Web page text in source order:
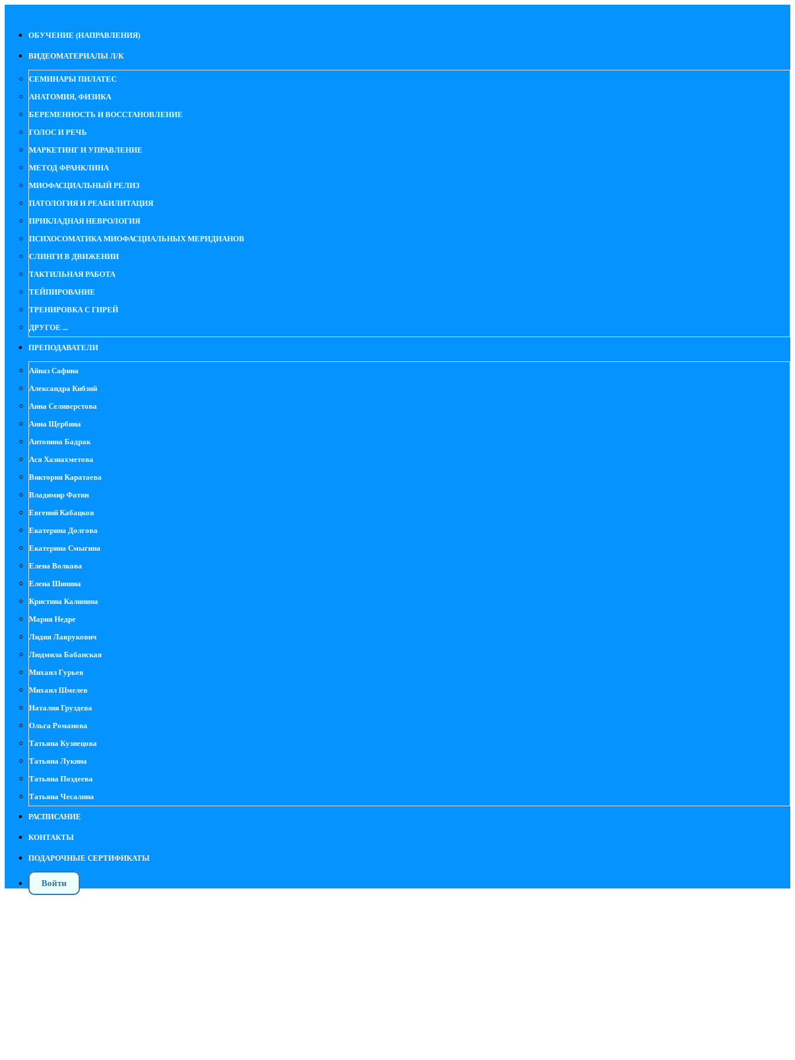
ОБУЧЕНИЕ (НАПРАВЛЕНИЯ)
ВИДЕОМАТЕРИАЛЫ Л/К
СЕМИНАРЫ ПИЛАТЕС
АНАТОМИЯ, ФИЗИКА
БЕРЕМЕННОСТЬ И ВОССТАНОВЛЕНИЕ
ГОЛОС И РЕЧЬ
МАРКЕТИНГ И УПРАВЛЕНИЕ
МЕТОД ФРАНКЛИНА
МИОФАСЦИАЛЬНЫЙ РЕЛИЗ
ПАТОЛОГИЯ И РЕАБИЛИТАЦИЯ
ПРИКЛАДНАЯ НЕВРОЛОГИЯ
ПСИХОСОМАТИКА МИОФАСЦИАЛЬНЫХ МЕРИДИАНОВ
СЛИНГИ В ДВИЖЕНИИ
ТАКТИЛЬНАЯ РАБОТА
ТЕЙПИРОВАНИЕ
ТРЕНИРОВКА С ГИРЕЙ
ДРУГОЕ ...
ПРЕПОДАВАТЕЛИ
Айназ Сафина
Александра Кибзий
Анна Селиверстова
Анна Щербина
Антонина Бадрак
Ася Хазиахметова
Виктория Каратаева
Владимир Фатин
Евгений Кабацков
Екатерина Долгова
Екатерина Смыгина
Елена Волкова
Елена Шинина
Кристина Калинина
Мария Недре
Лидия Лаврукович
Людмила Бабанская
Михаил Гурьев
Михаил Шмелев
Наталия Груздева
Ольга Романова
Татьяна Кузнецова
Татьяна Лукина
Татьяна Поздеева
Татьяна Чесалина
РАСПИСАНИЕ
КОНТАКТЫ
ПОДАРОЧНЫЕ СЕРТИФИКАТЫ
Войти